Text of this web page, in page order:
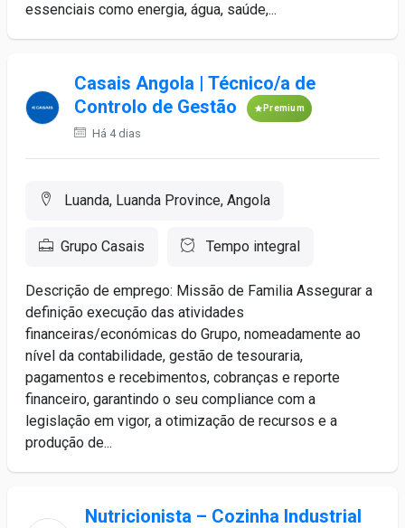
essenciais como energia, água, saúde,...
Casais Angola | Técnico/a de
Controlo de Gestão
Premium
Há 4 dias
Luanda, Luanda Province, Angola
Grupo Casais Tempo integral
Descrição de emprego: Missão de Familia Assegurar a
definição execução das atividades
financeiras/económicas do Grupo, nomeadamente ao
nível da contabilidade, gestão de tesouraria,
pagamentos e recebimentos, cobranças e reporte
financeiro, garantindo o seu compliance com a
legislação em vigor, a otimização de recursos e a
produção de...
Nutricionista – Cozinha Industrial